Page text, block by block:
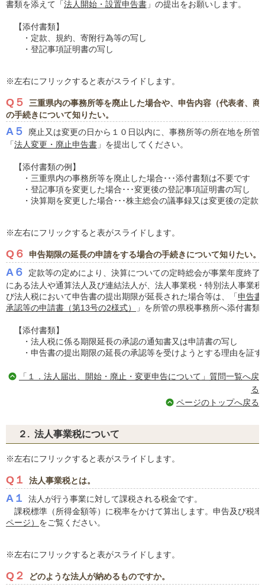
書類を添えて「法人開始・設置申告書 」の提出をお願いします。
【添付書類】
・定款、規約、寄附行為等の写し
・登記事項証明書の写し
※左右にフリックすると表がスライドします。
Q５
三重県内の事務所等を廃止した場合や、申告内容（代表者、
の手続きについて知りたい。
A５
廃止又は変更の日から１０日以内に、事務所等の所在地を所
「法人変更・廃止申告書 」を提出してください。
【添付書類の例】
・三重県内の事務所等を廃止した場合･･･添付書類は不要です
・登記事項を変更した場合･･･変更後の登記事項証明書の写し
・決算期を変更した場合･･･株主総会の議事録又は変更後の定款
※左右にフリックすると表がスライドします。
Q６ 申告期限の延長の申請をする場合の手続きについて知りたい。
A６
定款等の定めにより、決算についての定時総会が事業年度終
にある法人や通算法人及び連結法人が、法人事業税・特別法人事業
び法人税において申告書の提出期限が延長された場合等は、「申告書
承認等の申請書（第13号の2様式）
」を所管の県税事務所へ添付書
【添付書類】
・法人税に係る期限延長の承認の通知書又は申請書の写し
・申告書の提出期限の延長の承認等を受けようとする理由を証す
「１．法人届出、開始・廃止・変更申告について」質問一覧へ戻
る
ページのトップへ戻る
２. 法人事業税について
※左右にフリックすると表がスライドします。
Q１ 法人事業税とは。
A１
法人が行う事業に対して課税される税金です。
課税標準（所得金額等）に税率をかけて算出します。申告及び税率
ページ） をご覧ください。
※左右にフリックすると表がスライドします。
Q２ どのような法人が納めるものですか。